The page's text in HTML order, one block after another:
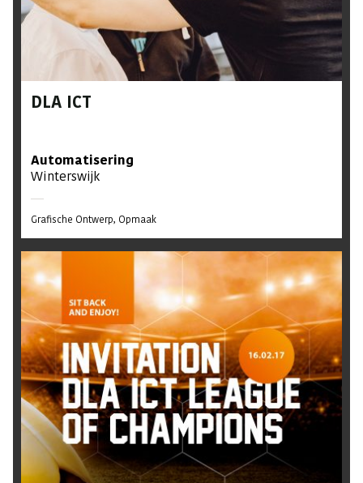
DLA ICT
Automatisering
Winterswijk
Grafische Ontwerp Opmaak